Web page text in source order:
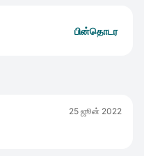
பின்தொடர
25 ஜூன் 2022